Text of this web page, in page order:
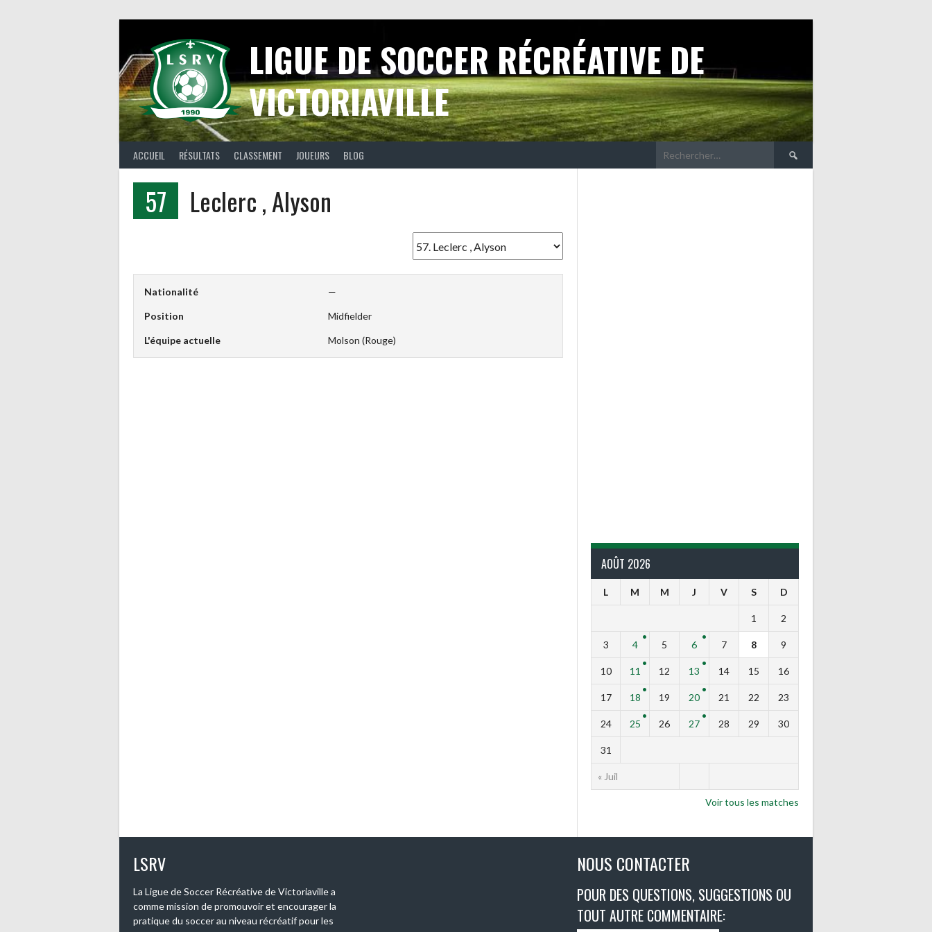
LIGUE DE SOCCER RÉCRÉATIVE DE
VICTORIAVILLE
ACCUEIL RÉSULTATS CLASSEMENT JOUEURS BLOG Rechercher :
57 Leclerc , Alyson
Nationalité —
Position Midfielder
L'équipe actuelle Molson (Rouge)
AOÛT 2026
L M M J V S D
« Juil
1 2
3 4 5 6 7 8 9
10 11 12 13 14 15 16
17 18 19 20 21 22 23
24 25 26 27 28 29 30
31
Voir tous les matches
LSRV
La Ligue de Soccer Récréative de Victoriaville a
comme mission de promouvoir et encourager la
pratique du soccer au niveau récréatif pour les
NOUS CONTACTER
POUR DES QUESTIONS, SUGGESTIONS OU
TOUT AUTRE COMMENTAIRE: